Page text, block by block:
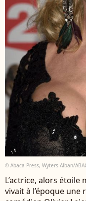
© Abaca Press, Wyters Alban/
L’actrice, alors étoile
vivait à l’époque